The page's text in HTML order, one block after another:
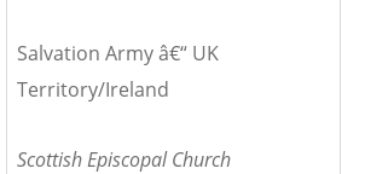
Salvation Army â€“ UK
Territory/Ireland
Scottish Episcopal Church